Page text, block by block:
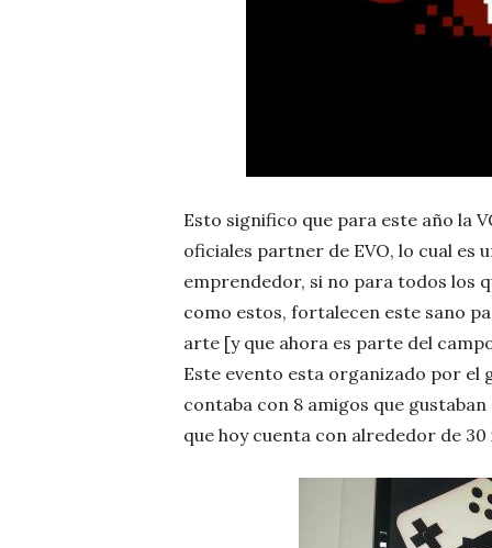
Esto significo que para este año la
oficiales partner de EVO, lo cual
emprendedor, si no para todos los
como estos, fortalecen este sano
arte [y que ahora es parte del
Este evento esta organizado por el
contaba con 8 amigos que
que hoy cuenta con alrededor de